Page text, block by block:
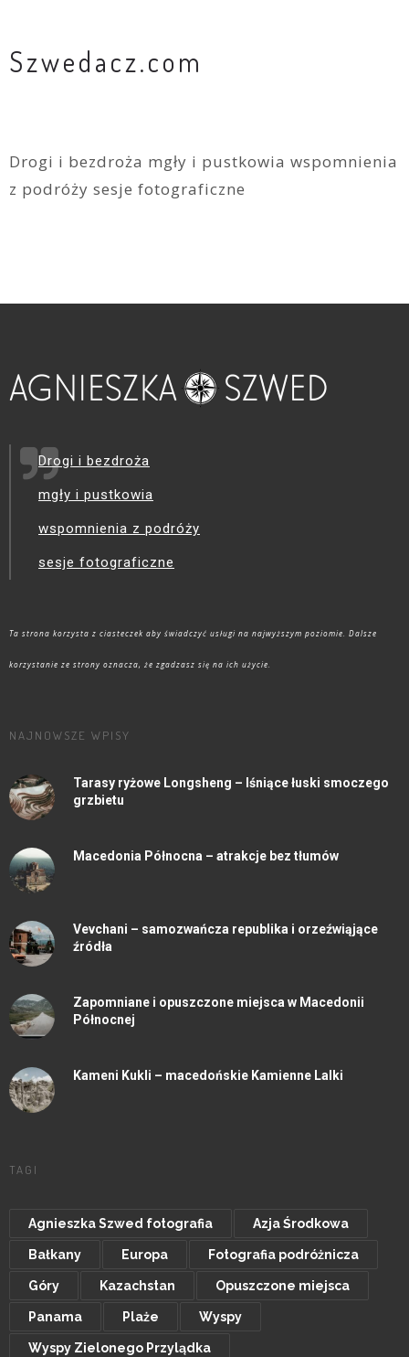
Szwedacz.com
Drogi i bezdroża mgły i pustkowia wspomnienia
z podróży sesje fotograficzne
Drogi i bezdroża
mgły i pustkowia
wspomnienia z podróży
sesje fotograficzne
Ta strona korzysta z ciasteczek aby świadczyć usługi na najwyższym poziomie. Dalsze
korzystanie ze strony oznacza, że zgadzasz się na ich użycie.
NAJNOWSZE WPISY
Tarasy ryżowe Longsheng – lśniące łuski smoczego
grzbietu
Macedonia Północna – atrakcje bez tłumów
Vevchani – samozwańcza republika i orzeźwiąjące
źródła
Zapomniane i opuszczone miejsca w Macedonii
Północnej
Kameni Kukli – macedońskie Kamienne Lalki
TAGI
Agnieszka Szwed fotografia Azja Środkowa
Bałkany Europa Fotografia podróżnicza
Góry Kazachstan Opuszczone miejsca
Panama Plaże Wyspy
Wyspy Zielonego Przylądka